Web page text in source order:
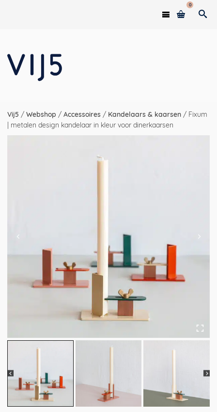
0
Vij5 / Webshop / Accessoires / Kandelaars & kaarsen / Fixum
| metalen design kandelaar in kleur voor dinerkaarsen